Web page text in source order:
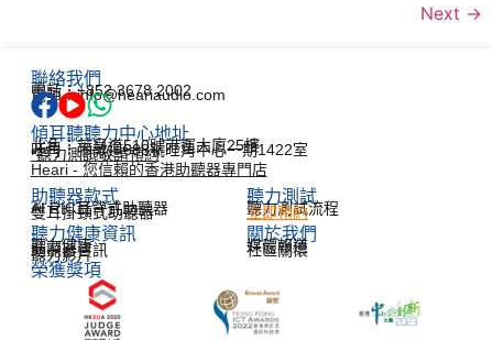
Next →
聯絡我們
電話：+852 3678 2002
電郵：info@heariaudio.com
傾耳聽聽力中心地址
北角：英皇道510號港運大廈25樓
旺角：彌敦道688號旺角中心一期1422室
*聽力測試敬請預約
Heari - 您信賴的香港助聽器專門店
助聽器款式
AI RIC耳背式助聽器
雙耳掛頸式助聽器
聽力測試​
聽力測試流程
立即預約
聽力健康資訊​
聽力健康
助聽器資訊
聽力影片
關於我們
媒體報道
社區關懷
榮獲獎項
한국어